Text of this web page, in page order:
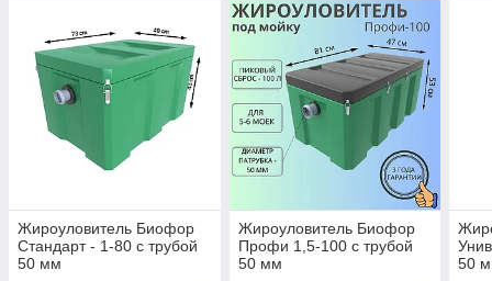
Жироуловитель Биофор
Стандарт - 1-80 с трубой
50 мм
Жироуловитель Биофор
Профи 1,5-100 с трубой
50 мм
50